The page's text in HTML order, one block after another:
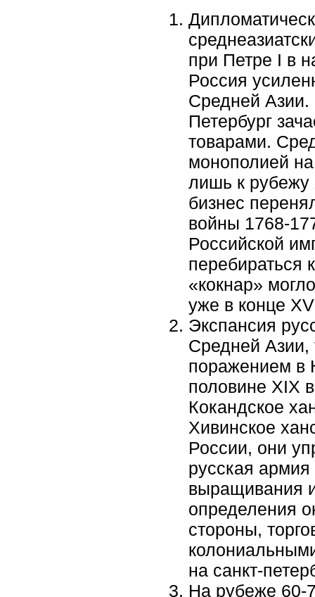
при Петре I в
Россия
Средней Азии.
Петербург
товарами.
монополией
лишь к рубежу
бизнес
войны 1768-
Российской
перебираться
«кокнар»
уже в конце
Экспансия
Средней Азии,
поражением в
половине XIX
Кокандское
Хивинское
России, они
русская
выращивания
определения
стороны,
на санкт-
На рубеже 60-